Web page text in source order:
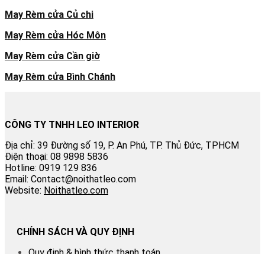
May Rèm cửa Củ chi
May Rèm cửa Hóc Môn
May Rèm cửa Cần giờ
May Rèm cửa Bình Chánh
CÔNG TY TNHH LEO INTERIOR
Địa chỉ: 39 Đường số 19, P. An Phú, TP. Thủ Đức, TPHCM
Điện thoại: 08 9898 5836
Hotline: 0919 129 836
Email: Contact@noithatleo.com
Website: Noithatleo.com
CHÍNH SÁCH VÀ QUY ĐỊNH